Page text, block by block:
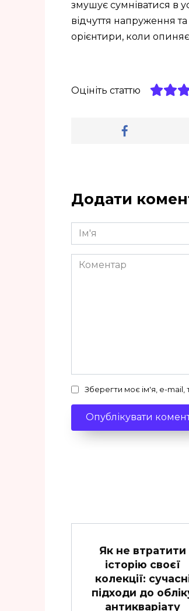
змушує сумніватися в
відчуття напруження
орієнтири, коли
Оцініть статтю
Додати
Ім'я
*
Коментар
Зберегти моє ім'я, e-mail,
Як не втратити
історію своєї
колекції:
підходи до
антикваріату